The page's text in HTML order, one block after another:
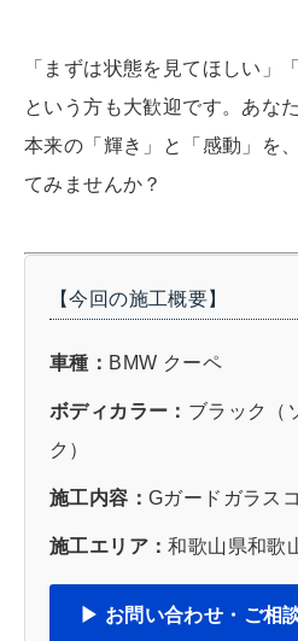
「まずは状態を見てほしい」
という方も大歓迎です。あな
本来の「輝き」と「感動」を
てみませんか？
【今回の施工概要】
車種： BMW クーペ
ボディカラー： ブラック（
ク）
施工内容： Gガードガラス
施工エリア：和歌山県和歌
▶ お問い合わせ・ご相